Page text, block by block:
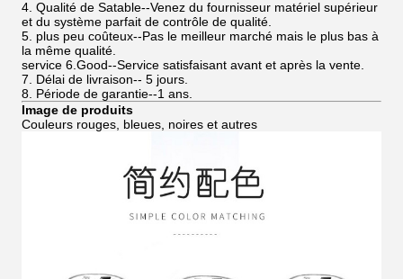
4. Qualité de Satable--Venez du fournisseur matériel supérieur
et du système parfait de contrôle de qualité.
5. plus peu coûteux--Pas le meilleur marché mais le plus bas à
la même qualité.
service 6.Good--Service satisfaisant avant et après la vente.
7. Délai de livraison-- 5 jours.
8. Période de garantie--1 ans.
Image de produits
Couleurs rouges, bleues, noires et autres